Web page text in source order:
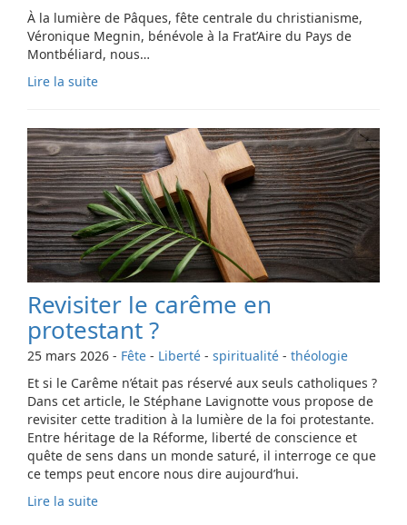
À la lumière de Pâques, fête centrale du christianisme,
Véronique Megnin, bénévole à la Frat’Aire du Pays de
Montbéliard, nous…
Lire la suite
Revisiter le carême en
protestant ?
25 mars 2026 - Fête - Liberté - spiritualité - théologie
Et si le Carême n’était pas réservé aux seuls catholiques ?
Dans cet article, le Stéphane Lavignotte vous propose de
revisiter cette tradition à la lumière de la foi protestante.
Entre héritage de la Réforme, liberté de conscience et
quête de sens dans un monde saturé, il interroge ce que
ce temps peut encore nous dire aujourd’hui.
Lire la suite